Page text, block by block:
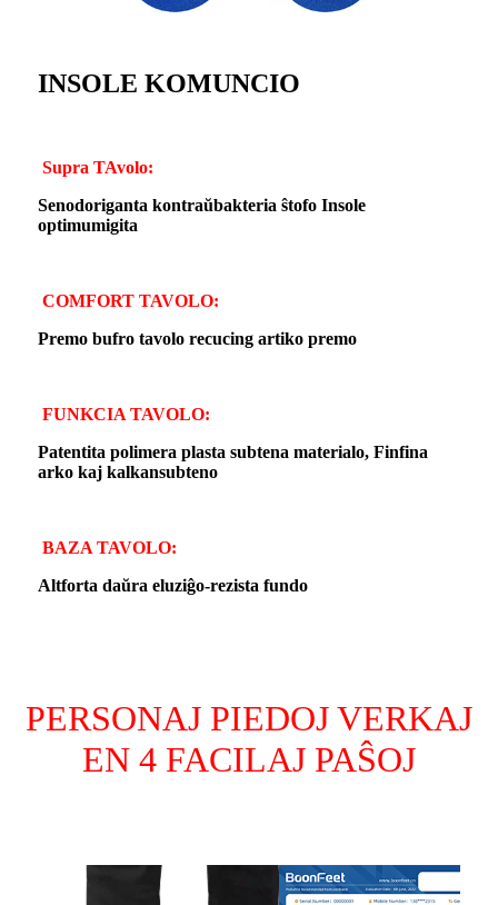
INSOLE KOMUNCIO
Supra TAvolo:
Senodoriganta kontraŭbakteria ŝtofo Insole
optimumigita
COMFORT TAVOLO:
Premo bufro tavolo recucing artiko premo
FUNKCIA TAVOLO:
Patentita polimera plasta subtena materialo, Finfina
arko kaj kalkansubteno
BAZA TAVOLO:
Altforta daŭra eluziĝo-rezista fundo
PERSONAJ PIEDOJ VERKAJ
EN 4 FACILAJ PAŜOJ